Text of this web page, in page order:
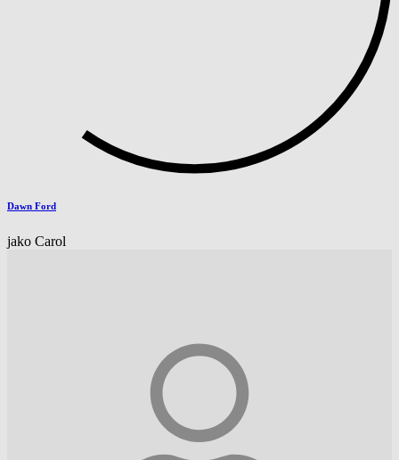
Dawn Ford
jako Carol